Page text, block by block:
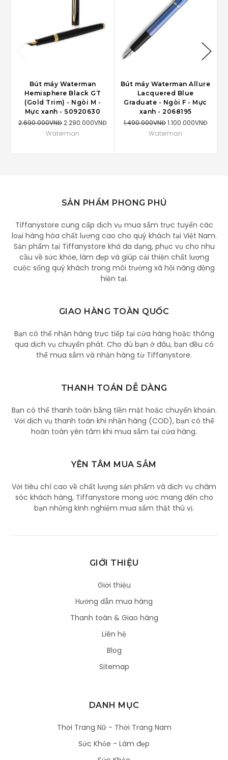
Bút máy Waterman
Hemisphere Black GT
(Gold Trim) - Ngòi M -
Mực xanh - S0920630
2.690.000VNĐ2.290.000VNĐ
Waterman
Bút máy Waterman Allure
Lacquered Blue
Graduate - Ngòi F - Mực
xanh - ‎2068195
1.490.000VNĐ 1.100.000VNĐ
Waterman
SẢN PHẨM PHONG PHÚ
Tiffanystore cung cấp dịch vụ mua sắm trực tuyến các
loại hàng hóa chất lượng cao cho quý khách tại Việt Nam.
Sản phẩm tại Tiffanystore khá đa dạng, phục vụ cho nhu
cầu về sức khỏe, làm đẹp và giúp cải thiện chất lượng
cuộc sống quý khách trong môi trường xã hội năng động
hiện tại.
GIAO HÀNG TOÀN QUỐC
Bạn có thể nhận hàng trực tiếp tại cửa hàng hoặc thông
qua dịch vụ chuyển phát. Cho dù bạn ở đâu, bạn đều có
thể mua sắm và nhận hàng từ Tiffanystore.
THANH TOÁN DỄ DÀNG
Bạn có thể thanh toán bằng tiền mặt hoặc chuyển khoản.
Với dịch vụ thanh toán khi nhận hàng (COD), bạn có thể
hoàn toàn yên tâm khi mua sắm tại cửa hàng.
YÊN TÂM MUA SẮM
Với tiêu chí cao về chất lượng sản phẩm và dịch vụ chăm
sóc khách hàng, Tiffanystore mong ước mang đến cho
bạn những kinh nghiệm mua sắm thật thú vị.
GIỚI THIỆU
Giới thiệu
Hướng dẫn mua hàng
Thanh toán & Giao hàng
Liên hệ
Blog
Sitemap
DANH MỤC
Thời Trang Nữ - Thời Trang Nam
Sức Khỏe - Làm đẹp